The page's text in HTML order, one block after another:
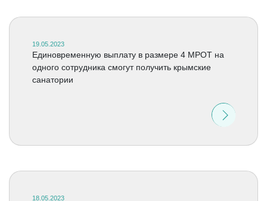
19.05.2023
Единовременную выплату в размере 4 МРОТ на
одного сотрудника смогут получить крымские
санатории
18.05.2023